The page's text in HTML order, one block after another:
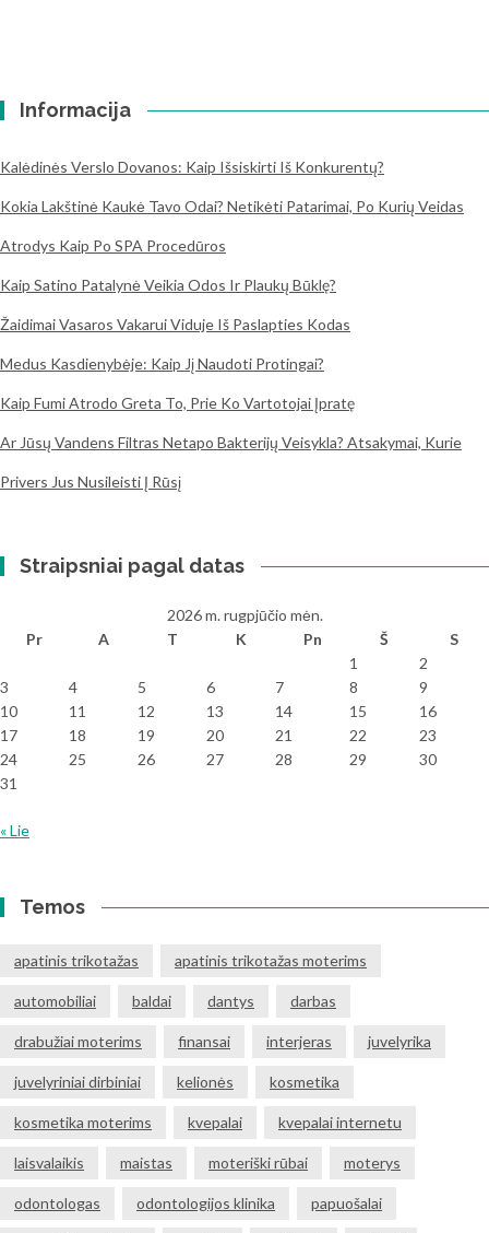
Informacija
Kalėdinės Verslo Dovanos: Kaip Išsiskirti Iš Konkurentų?
Kokia Lakštinė Kaukė Tavo Odai? Netikėti Patarimai, Po Kurių Veidas
Atrodys Kaip Po SPA Procedūros
Kaip Satino Patalynė Veikia Odos Ir Plaukų Būklę?
Žaidimai Vasaros Vakarui Viduje Iš Paslapties Kodas
Medus Kasdienybėje: Kaip Jį Naudoti Protingai?
Kaip Fumi Atrodo Greta To, Prie Ko Vartotojai Įpratę
Ar Jūsų Vandens Filtras Netapo Bakterijų Veisykla? Atsakymai, Kurie
Privers Jus Nusileisti Į Rūsį
Straipsniai pagal datas
2026 m. rugpjūčio mėn.
Pr
A T K Pn Š
S
1
2
3
4 5 6 7 8
9
10
11 12 13 14 15
16
17
18 19 20 21 22
23
24
25 26 27 28 29
30
31
« Lie
Temos
apatinis trikotažas apatinis trikotažas moterims
automobiliai baldai dantys darbas
drabužiai moterims finansai interjeras juvelyrika
juvelyriniai dirbiniai kelionės kosmetika
kosmetika moterims kvepalai kvepalai internetu
laisvalaikis maistas moteriški rūbai moterys
odontologas odontologijos klinika papuošalai